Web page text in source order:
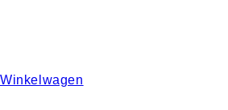
Winkelwagen